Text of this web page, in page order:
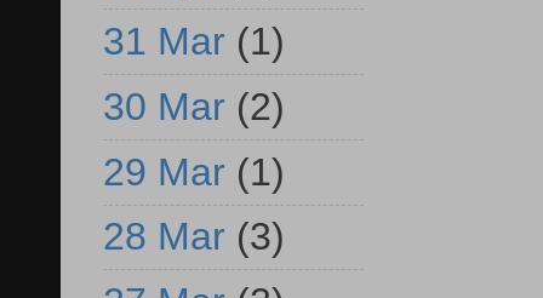
31 Mar (1)
30 Mar (2)
29 Mar (1)
28 Mar (3)